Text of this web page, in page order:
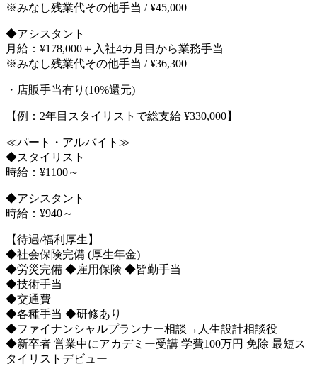
※みなし残業代その他手当 / ¥45,000
◆アシスタント
月給：¥178,000＋入社4カ月目から業務手当
※みなし残業代その他手当 / ¥36,300
・店販手当有り(10%還元)
【例：2年目スタイリストで総支給 ¥330,000】
≪パート・アルバイト≫
◆スタイリスト
時給：¥1100～
◆アシスタント
時給：¥940～
【待遇/福利厚生】
◆社会保険完備 (厚生年金)
◆労災完備 ◆雇用保険 ◆皆勤手当
◆技術手当
◆交通費
◆各種手当 ◆研修あり
◆ファイナンシャルプランナー相談→人生設計相談役
◆新卒者 営業中にアカデミー受講 学費100万円 免除 最短ス
タイリストデビュー